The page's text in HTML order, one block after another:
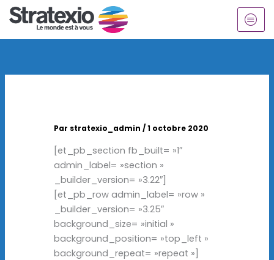
Aller
au
contenu
Par stratexio_admin /1 octobre 2020
[et_pb_section fb_built= »1″
admin_label= »section »
_builder_version= »3.22″]
[et_pb_row admin_label= »row »
_builder_version= »3.25″
background_size= »initial »
background_position= »top_left »
background_repeat= »repeat »]